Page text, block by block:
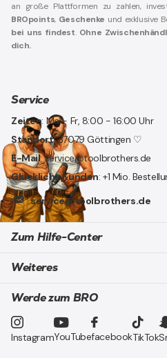
an große Plattformen zu zahlen,
BROpoints, Geschenke und exklusive
bei uns findest. Ohne
dich.
Service
Zeiten: Mo - Fr, 8:00 - 16:00 Uhr
Standort: 37079 Göttingen ♡
E-Mail: service@toolbrothers.de
Glückliche Kunden: +1 Mio.
service@toolbrothers.de
Zum Hilfe-Center
Weiteres
Werde zum BRO
InstagramYouTubefacebookTikTok